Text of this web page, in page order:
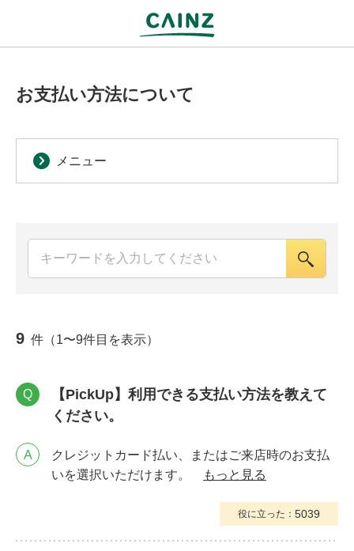
お支払い方法について
メニュー
9 件（1〜9件目を表示）
Q
【PickUp】利用できる支払い方法を教えて
ください。
A
クレジットカード払い、またはご来店時のお支払
いを選択いただけます。
もっと見る
役に立った： 5039